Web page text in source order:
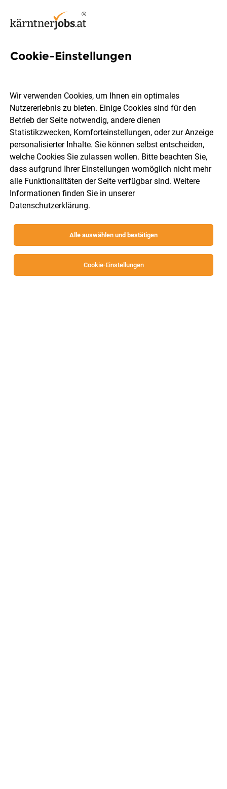
Lehrling im Einzelhandel
221, 9020 Klagenfurt am
Wörthersee
HOFER KG
Klagenfurt am Wörthersee Vollzeit
28.07.2026
Cookie-Einstellungen
Wir verwenden Cookies, um Ihnen ein optimales
Nutzererlebnis zu bieten. Einige Cookies sind für den
Betrieb der Seite notwendig, andere dienen
Statistikzwecken, Komforteinstellungen, oder zur Anzeige
personalisierter Inhalte. Sie können selbst entscheiden,
welche Cookies Sie zulassen wollen. Bitte beachten Sie,
dass aufgrund Ihrer Einstellungen womöglich nicht mehr
alle Funktionalitäten der Seite verfügbar sind. Weitere
Informationen finden Sie in unserer
Datenschutzerklärung.
Alle auswählen und bestätigen
Cookie-Einstellungen